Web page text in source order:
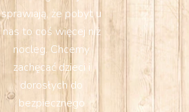
sprawiają, że pobyt u
nas to coś więcej niż
nocleg. Chcemy
zachęcać dzieci i
dorosłych do
bezpiecznego